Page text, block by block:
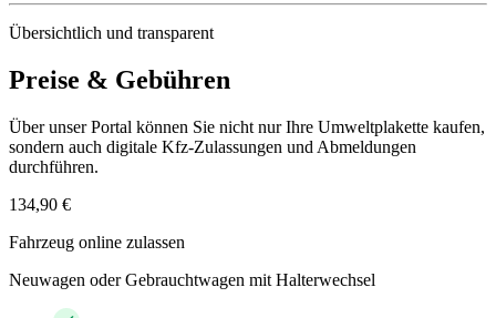
Übersichtlich und transparent
Preise & Gebühren
Über unser Portal können Sie nicht nur Ihre Umweltplakette kaufen,
sondern auch digitale Kfz-Zulassungen und Abmeldungen
durchführen.
134,90 €
Fahrzeug online zulassen
Neuwagen oder Gebrauchtwagen mit Halterwechsel